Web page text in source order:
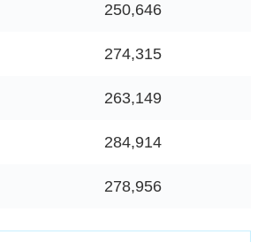
250,646
274,315
263,149
284,914
278,956